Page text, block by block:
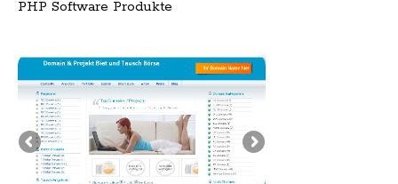
PHP Software Produkte